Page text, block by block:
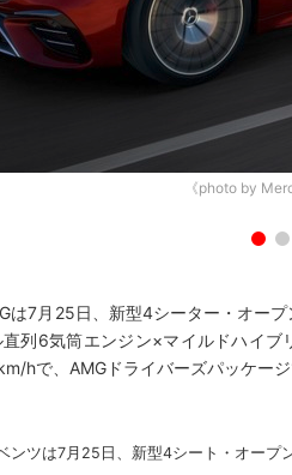
《photo by
は7月25日、新型4シーター・オー
列6気筒エンジン×マイルドハイ
hで、AMGドライバーズパッケー
ンツは7月25日、新型4シート・オー